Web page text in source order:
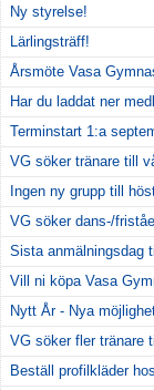
Ny styrelse!
Lärlingsträff!
Årsmöte Vasa
Har du laddat ner
Terminstart 1:a
VG söker tränare till
Ingen ny grupp till
VG söker dans-/
Sista anmälningsdag
Vill ni köpa Vasa
Nytt År - Nya
VG söker fler tränare
Beställ profilkläder